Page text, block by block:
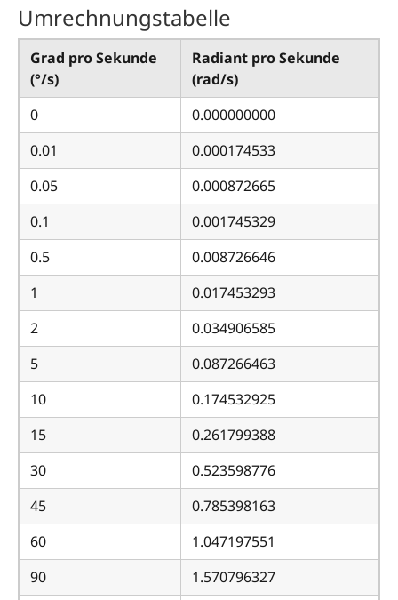
Umrechnungstabelle
Grad pro Sekunde
(°/s)
Radiant pro Sekunde
(rad/s)
0
0.000000000
0.01
0.000174533
0.05
0.000872665
0.1
0.001745329
0.5
0.008726646
1
0.017453293
2
0.034906585
5
0.087266463
10
0.174532925
15
0.261799388
30
0.523598776
45
0.785398163
60
1.047197551
90
1.570796327